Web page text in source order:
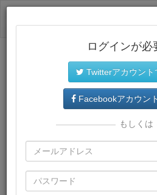
プレミアム会員では、教材がダウ
再生環境が提供されます。
ログインが必
Twitterアカウント
Facebookアカウン
もしくは